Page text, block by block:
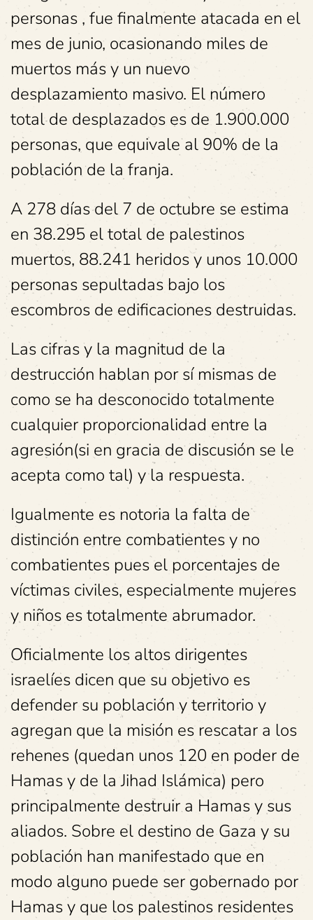
personas , fue finalmente atacada en el
mes de junio, ocasionando miles de
muertos más y un nuevo
desplazamiento masivo. El número
total de desplazados es de 1.900.000
personas, que equivale al 90% de la
población de la franja.
A 278 días del 7 de octubre se estima
en 38.295 el total de palestinos
muertos, 88.241 heridos y unos 10.000
personas sepultadas bajo los
escombros de edificaciones destruidas.
Las cifras y la magnitud de la
destrucción hablan por sí mismas de
como se ha desconocido totalmente
cualquier proporcionalidad entre la
agresión(si en gracia de discusión se le
acepta como tal) y la respuesta.
Igualmente es notoria la falta de
distinción entre combatientes y no
combatientes pues el porcentajes de
víctimas civiles, especialmente mujeres
y niños es totalmente abrumador.
Oficialmente los altos dirigentes
israelíes dicen que su objetivo es
defender su población y territorio y
agregan que la misión es rescatar a los
rehenes (quedan unos 120 en poder de
Hamas y de la Jihad Islámica) pero
principalmente destruir a Hamas y sus
aliados. Sobre el destino de Gaza y su
población han manifestado que en
modo alguno puede ser gobernado por
Hamas y que los palestinos residentes